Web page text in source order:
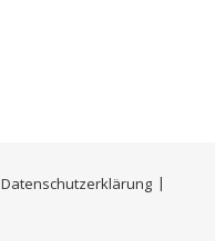
Datenschutzerklärung